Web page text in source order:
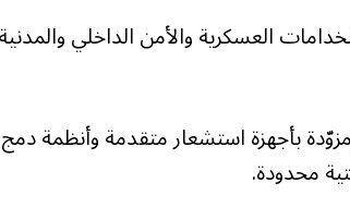
العسكرية والأمن الداخلي
بأجهزة استشعار متقدمة وأنظمة دمج
محدودة.